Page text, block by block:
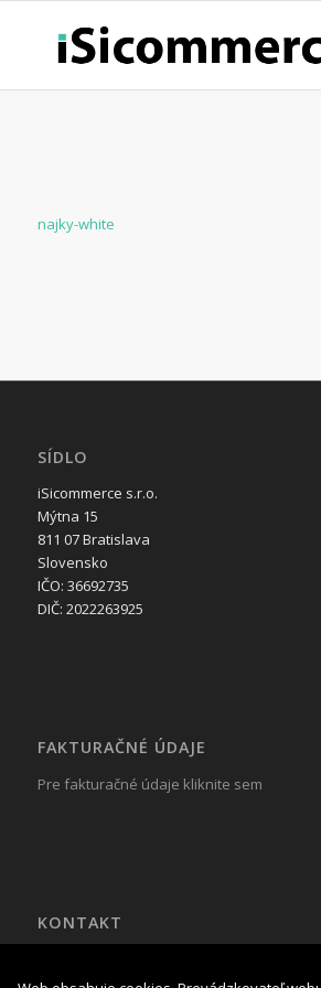
najky-white
SÍDLO
iSicommerce s.r.o.
Mýtna 15
811 07 Bratislava
Slovensko
IČO: 36692735
DIČ: 2022263925
FAKTURAČNÉ ÚDAJE
Pre fakturačné údaje kliknite sem
KONTAKT
Mail:reklama@isicommerce.sk